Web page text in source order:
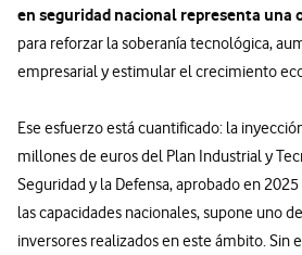
en seguridad nacional representa una
para reforzar la soberanía tecnológica,
empresarial y estimular el crecimiento
Ese esfuerzo está cuantificado: la
millones de euros del Plan Industrial y
Seguridad y la Defensa, aprobado en
las capacidades nacionales, supone uno
inversores realizados en este ámbito. Sin